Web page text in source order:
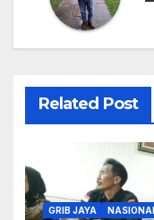
Related Post
GRIB JAYA